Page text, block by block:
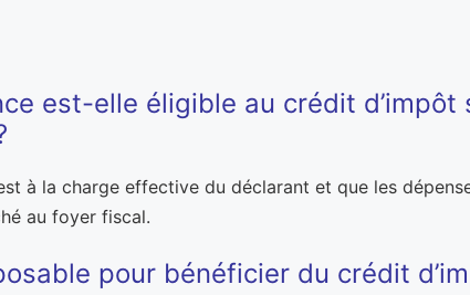
est-elle éligible au crédit
à la charge effective du déclarant et que les
au foyer fiscal.
pour bénéficier du crédit